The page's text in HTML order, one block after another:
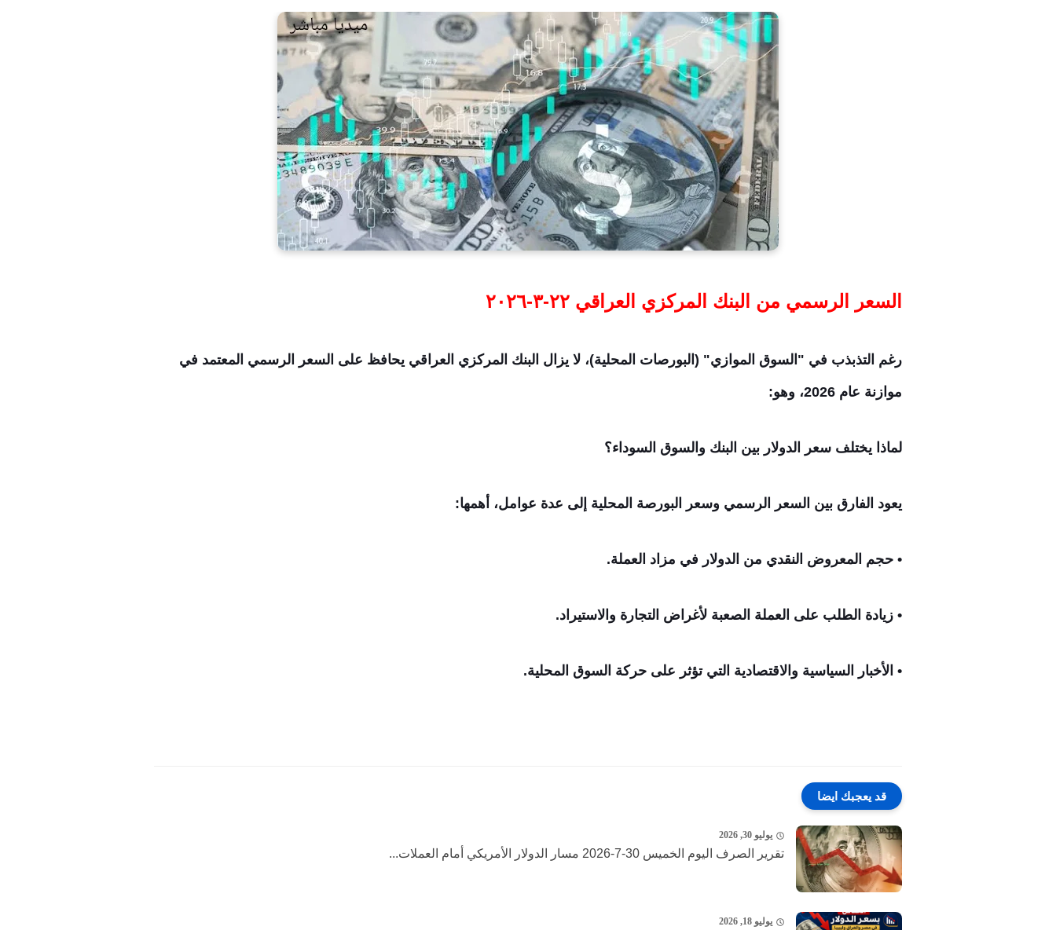
السعر الرسمي من البنك المركزي العراقي ٢٢-٣-٢٠٢٦
رغم التذبذب في "السوق الموازي" (البورصات المحلية)، لا يزال البنك المركزي العراقي يحافظ على السعر الرسمي المعتمد في
موازنة عام 2026، وهو:
لماذا يختلف سعر الدولار بين البنك والسوق السوداء؟
يعود الفارق بين السعر الرسمي وسعر البورصة المحلية إلى عدة عوامل، أهمها:
• حجم المعروض النقدي من الدولار في مزاد العملة.
• زيادة الطلب على العملة الصعبة لأغراض التجارة والاستيراد.
• الأخبار السياسية والاقتصادية التي تؤثر على حركة السوق المحلية.
قد يعجبك ايضا
يوليو 30, 2026
تقرير الصرف اليوم الخميس 30-7-2026 مسار الدولار الأمريكي أمام العملات...
يوليو 18, 2026